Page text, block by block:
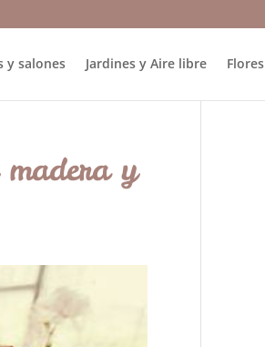
y salones Jardines y Aire libre Flores
madera y